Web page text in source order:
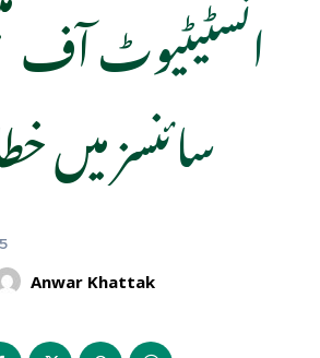
انسٹیٹیوٹ آف
سائنسز میں
Anwar Khattak